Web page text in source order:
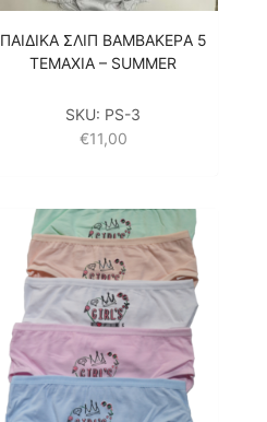
ΠΑΙΔΙΚA ΣΛΙΠ ΒΑΜΒΑΚΕΡA 5
ΤΕΜΑΧΙΑ – SUMMER
SKU: PS-3
€11,00